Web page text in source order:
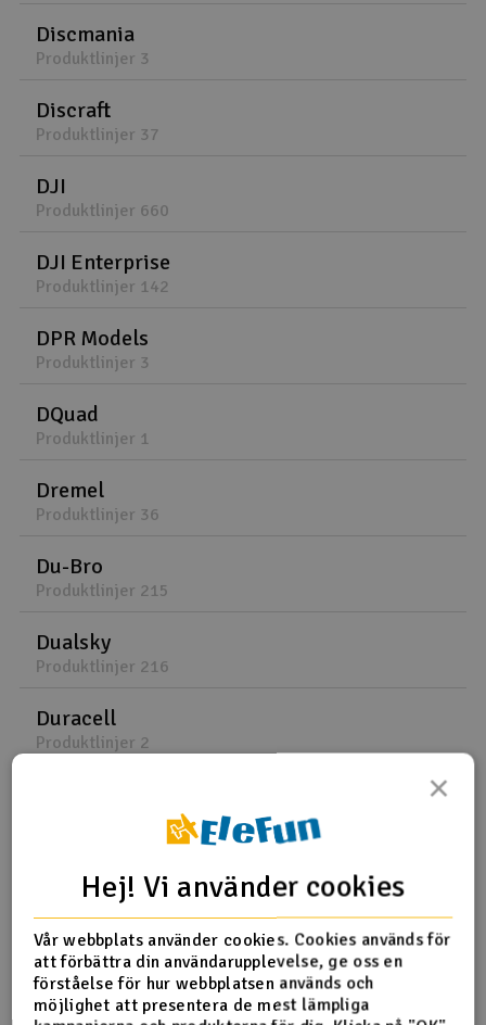
Discmania
Produktlinjer 3
Discraft
Produktlinjer 37
DJI
Produktlinjer 660
DJI Enterprise
Produktlinjer 142
DPR Models
Produktlinjer 3
DQuad
Produktlinjer 1
Dremel
Produktlinjer 36
Du-Bro
Produktlinjer 215
Dualsky
Produktlinjer 216
Duracell
Produktlinjer 2
Dynamic Discs
Produktlinjer 1
Dynamite
Produktlinjer 16
×
Hej! Vi använder cookies
Vår webbplats använder cookies. Cookies används för
att förbättra din användarupplevelse, ge oss en
förståelse för hur webbplatsen används och
möjlighet att presentera de mest lämpliga